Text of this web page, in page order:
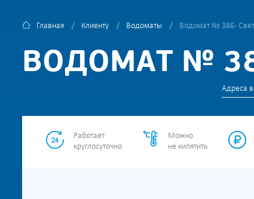
Главная Клиенту Водоматы Водомат № 386 -
ВОДОМАТ №
Адреса
Работает
круглосуточно
Можно
не кипятить